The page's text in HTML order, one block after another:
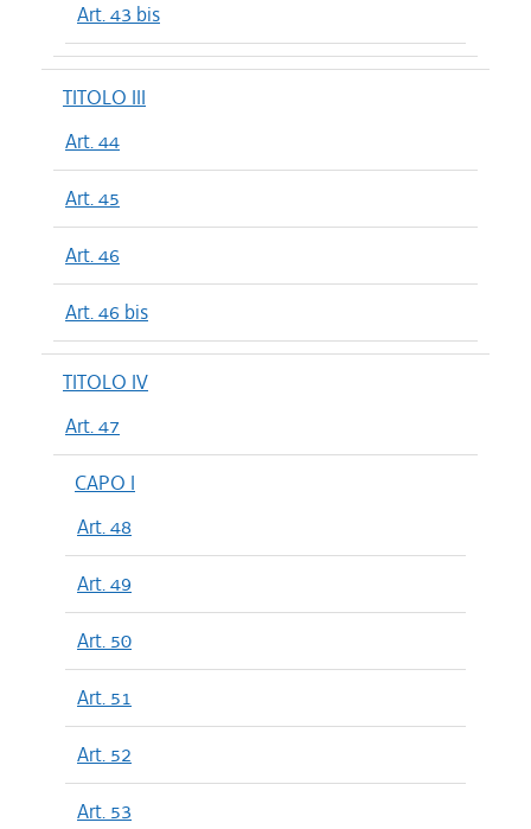
Art. 43 bis
TITOLO III
Art. 44
Art. 45
Art. 46
Art. 46 bis
TITOLO IV
Art. 47
CAPO I
Art. 48
Art. 49
Art. 50
Art. 51
Art. 52
Art. 53